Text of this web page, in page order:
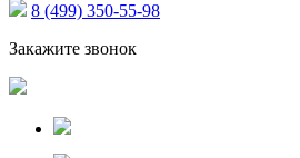
8 (499) 350-55-98
Закажите звонок